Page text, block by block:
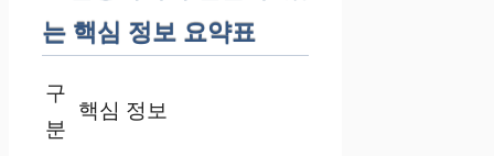
는 핵심 정보 요약표
구
분
핵심 정보